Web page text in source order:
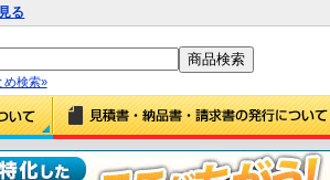
る
め検索»